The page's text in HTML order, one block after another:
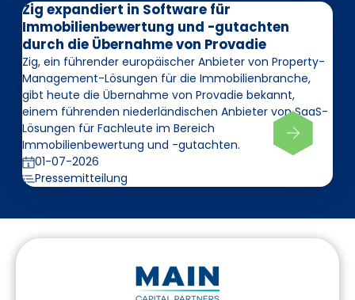
Zig expandiert in Software für
Immobilienbewertung und -gutachten
durch die Übernahme von Provadie
Zig, ein führender europäischer Anbieter von Property-
Management-Lösungen für die Immobilienbranche,
gibt heute die Übernahme von Provadie bekannt,
einem führenden niederländischen Anbieter von SaaS-
Lösungen für Fachleute im Bereich
Immobilienbewertung und -gutachten.
01-07-2026
Pressemitteilung